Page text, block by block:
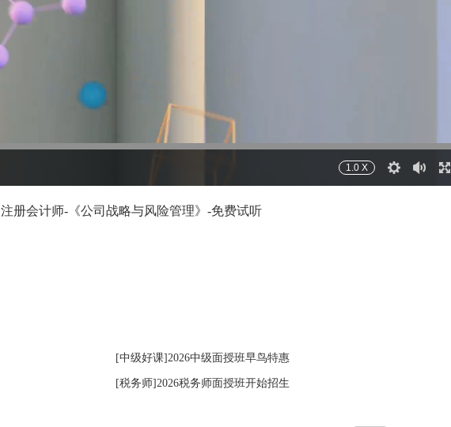
1.0 X
注册会计师-《公司战略与风险管理》-免费试听
[中级好课]2026中级面授班早鸟特惠
[税务师]2026税务师面授班开始招生